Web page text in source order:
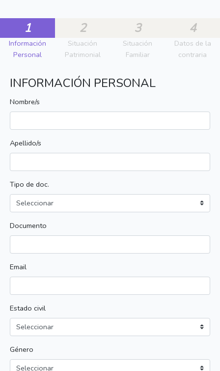
1
Información
Personal
2
Situación
Patrimonial
3
Situación
Familiar
4
Datos de la
contraria
INFORMACIÓN PERSONAL
Nombre/s
Apellido/s
Tipo de doc.
Documento
Email
Estado civil
Género